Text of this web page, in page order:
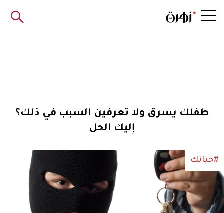
طفلك يسرق ولا تعرفين السبب في ذلك؟
إليك الحل
#حياتك